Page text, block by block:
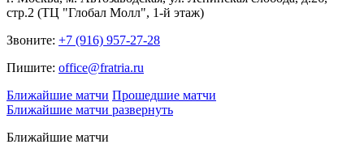
стр.2 (ТЦ "Глобал Молл", 1-й этаж)
Звоните: +7 (916) 957-27-28
Пишите: office@fratria.ru
Ближайшие матчи Прошедшие матчи
Ближайшие матчи развернуть
Ближайшие матчи